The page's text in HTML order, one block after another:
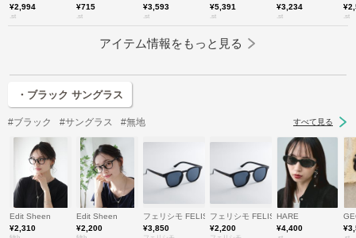
¥2,994
.st
¥715
.st
¥3,593
.st
¥5,391
.st
¥3,234
.st .st
アイテム情報をもっと見る
・ブラック サングラス
#ブラック #サングラス #無地 すべて見る
Edit Sheen
¥2,310
Edit Sheen
¥2,200
フェリシモ FELISSIMO
¥3,850
フェリシモ FELISSIMO
¥2,200
HARE
¥4,400